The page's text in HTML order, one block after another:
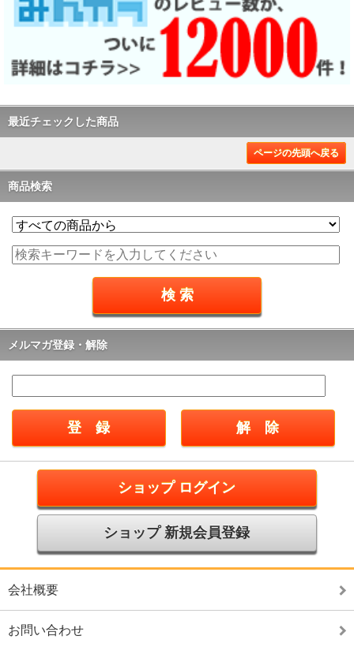
最近チェックした商品
ページの先頭へ戻る
商品検索
メルマガ登録・解除
ショップ ログイン
ショップ 新規会員登録
会社概要
お問い合わせ